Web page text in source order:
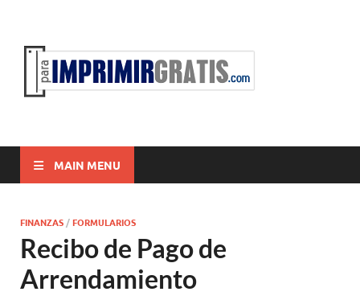
MAIN MENU
FINANZAS /FORMULARIOS
Recibo de Pago de
Arrendamiento